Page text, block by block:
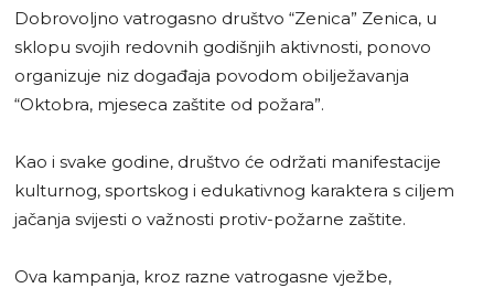
Dobrovoljno vatrogasno društvo “Zenica” Zenica, u
sklopu svojih redovnih godišnjih aktivnosti, ponovo
organizuje niz događaja povodom obilježavanja
“Oktobra, mjeseca zaštite od požara”.
Kao i svake godine, društvo će održati manifestacije
kulturnog, sportskog i edukativnog karaktera s ciljem
jačanja svijesti o važnosti protiv-požarne zaštite.
Ova kampanja, kroz razne vatrogasne vježbe,